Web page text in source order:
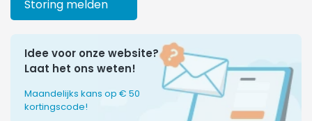
Storing melden
Idee voor onze website?
Laat het ons weten!
Maandelijks kans op € 50
kortingscode!